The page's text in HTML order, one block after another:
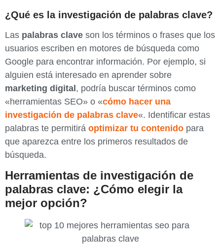
¿Qué es la investigación de palabras clave?
Las palabras clave son los términos o frases que los
usuarios escriben en motores de búsqueda como
Google para encontrar información. Por ejemplo, si
alguien está interesado en aprender sobre
marketing digital, podría buscar términos como
«herramientas SEO» o «cómo hacer una
investigación de palabras clave«. Identificar estas
palabras te permitirá optimizar tu contenido para
que aparezca entre los primeros resultados de
búsqueda.
Herramientas de investigación de
palabras clave: ¿Cómo elegir la
mejor opción?